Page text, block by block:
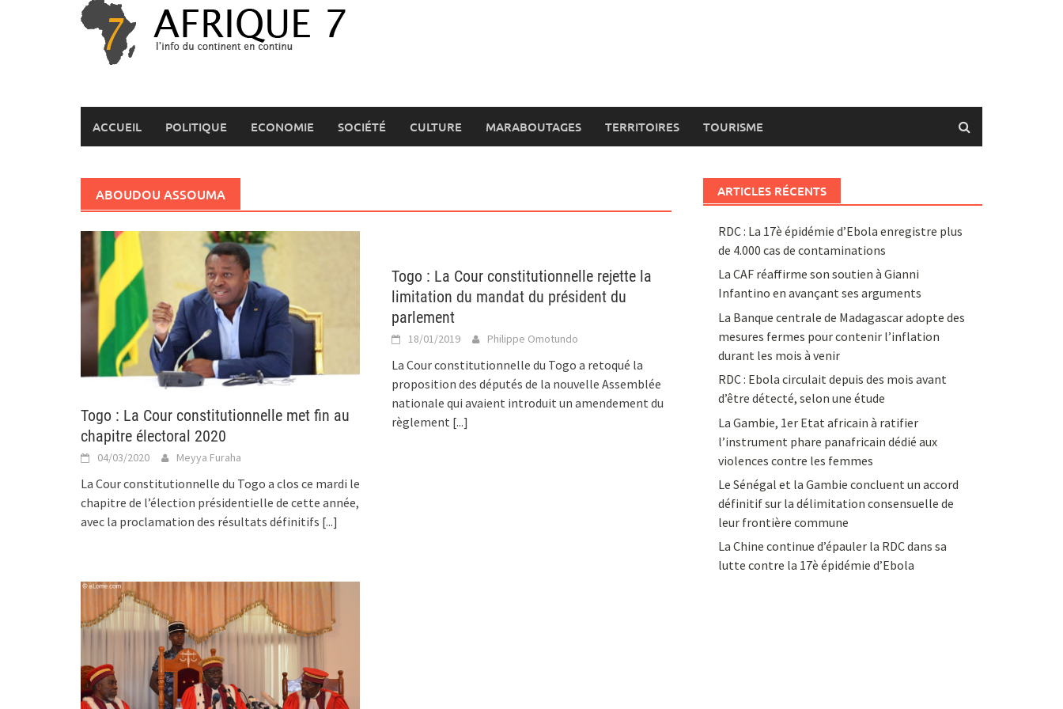
ACCUEIL POLITIQUE ECONOMIE SOCIÉTÉ CULTURE MARABOUTAGES TERRITOIRES TOURISME
ABOUDOU ASSOUMA
Togo : La Cour constitutionnelle met fin au
chapitre électoral 2020
04/03/2020 Meyya Furaha
La Cour constitutionnelle du Togo a clos ce mardi le
chapitre de l’élection présidentielle de cette année,
avec la proclamation des résultats définitifs [...]
Togo : La Cour constitutionnelle rejette la
limitation du mandat du président du
parlement
18/01/2019 Philippe Omotundo
La Cour constitutionnelle du Togo a retoqué la
proposition des députés de la nouvelle Assemblée
nationale qui avaient introduit un amendement du
règlement [...]
ARTICLES RÉCENTS
RDC : La 17è épidémie d’Ebola enregistre plus
de 4.000 cas de contaminations
La CAF réaffirme son soutien à Gianni
Infantino en avançant ses arguments
La Banque centrale de Madagascar adopte des
mesures fermes pour contenir l’inflation
durant les mois à venir
RDC : Ebola circulait depuis des mois avant
d’être détecté, selon une étude
La Gambie, 1er Etat africain à ratifier
l’instrument phare panafricain dédié aux
violences contre les femmes
Le Sénégal et la Gambie concluent un accord
définitif sur la délimitation consensuelle de
leur frontière commune
La Chine continue d’épauler la RDC dans sa
lutte contre la 17è épidémie d’Ebola